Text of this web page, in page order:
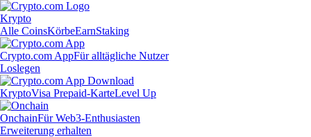
Krypto
Alle CoinsKörbeEarnStaking
Crypto.com AppFür alltägliche Nutzer
Loslegen
KryptoVisa Prepaid-KarteLevel Up
OnchainFür Web3-Enthusiasten
Erweiterung erhalten